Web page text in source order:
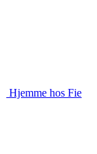
Hjemme hos Fie